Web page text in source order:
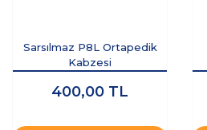
Sarsılmaz P8L Ortapedik
Kabzesi
400,00 TL